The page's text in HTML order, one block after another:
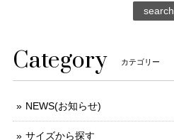
search
Category カテゴリー
NEWS(お知らせ)
サイズから探す